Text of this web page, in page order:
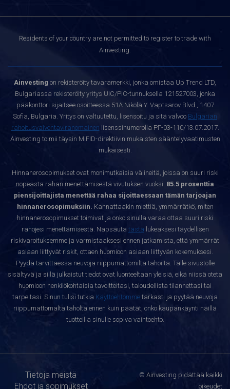
Residents of your country are not permitted to register to trade with
Ainvesting.
Ainvesting on rekisteröity tavaramerkki, jonka omistaa Up Trend LTD,
Bulgariassa rekisteröity yritys UIC/PIC-tunnuksella 121527003, jonka
pääkonttori sijaitsee osoitteessa 51A Nikola Y. Vaptsarov Blvd., 1407
Sofia, Bulgaria. Yritys on valtuutettu, lisensoitu ja sitä valvoo Bulgarian
rahoitusvalvontaviranomainen lisenssinumerolla РГ-03-110/13.07.2017.
Ainvesting toimii täysin MiFID-direktiivin mukaisten sääntelyvaatimusten
mukaisesti.
Hinnanerosopimukset ovat monimutkaisia välineitä, joissa on suuri riski
nopeasta rahan menettämisestä vivutuksen vuoksi. 85.5 prosenttia
piensijoittajista menettää rahaa sijoittaessaan tämän tarjoajan
hinnanerosopimuksiin. Kannattaakin miettiä, ymmärrätkö, miten
hinnanerosopimukset toimivat ja onko sinulla varaa ottaa suuri riski
rahojesi menettämisestä. Napsauta tästä lukeaksesi täydellisen
riskivaroituksemme ja varmistaaksesi ennen jatkamista, että ymmärrät
asiaan liittyvät riskit, ottaen huomioon asiaan liittyvän kokemuksesi.
Pyydä tarvittaessa neuvoja riippumattomilta tahoilta. Tälle sivustolle
sisältyvä ja sillä julkaistut tiedot ovat luonteeltaan yleisiä, eikä niissä oteta
huomioon henkilökohtaisia tavoitteitasi, taloudellista tilannettasi tai
tarpeitasi. Sinun tulisi tutkia Käyttöehtomme tarkasti ja pyytää neuvoja
riippumattomalta taholta ennen kuin päätät, onko kaupankäynti näillä
tuotteilla sinulle sopiva vaihtoehto.
Tietoja meistä
Ehdot ja sopimukset
© Ainvesting pidättää kaikki
oikeudet